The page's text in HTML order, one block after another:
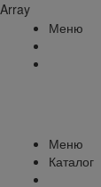
Array
Меню
Меню
Каталог